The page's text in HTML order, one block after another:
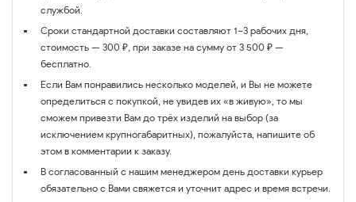
службой.
Сроки стандартной доставки составляют 1–3 рабочих дня,
стоимость — 300 ₽, при заказе на сумму от 3 500 ₽ —
бесплатно.
Если Вам понравились несколько моделей, и Вы не можете
определиться с покупкой, не увидев их «в живую», то мы
сможем привезти Вам до трёх изделий на выбор (за
исключением крупногабаритных), пожалуйста, напишите об
этом в комментарии к заказу.
В согласованный с нашим менеджером день доставки курьер
обязательно с Вами свяжется и уточнит адрес и время встречи.